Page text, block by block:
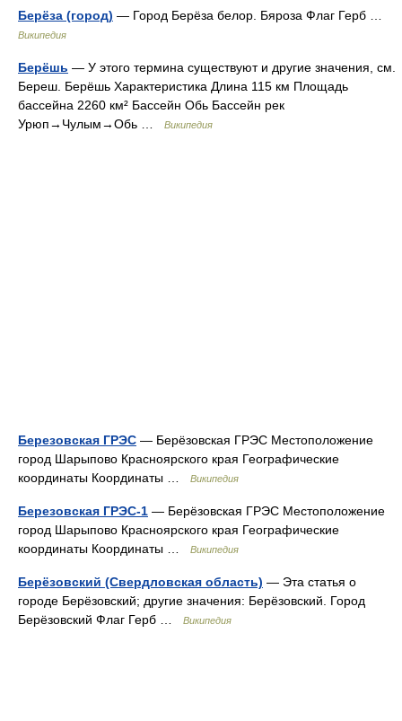
Берёза (город) — Город Берёза белор. Бяроза Флаг Герб …
Википедия
Берёшь — У этого термина существуют и другие значения, см.
Береш. Берёшь Характеристика Длина 115 км Площадь
бассейна 2260 км² Бассейн Обь Бассейн рек
Урюп→Чулым→Обь …
Википедия
Березовская ГРЭС — Берёзовская ГРЭС Местоположение
город Шарыпово Красноярского края Географические
координаты Координаты …
Википедия
Березовская ГРЭС-1 — Берёзовская ГРЭС Местоположение
город Шарыпово Красноярского края Географические
координаты Координаты …
Википедия
Берёзовский (Свердловская область) — Эта статья о
городе Берёзовский; другие значения: Берёзовский. Город
Берёзовский Флаг Герб …
Википедия